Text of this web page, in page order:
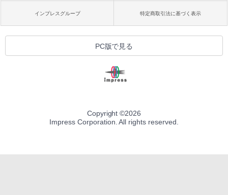
インプレスグループ 特定商取引法に基づく表示
PC版で見る
Copyright ©2026
Impress Corporation. All rights reserved.